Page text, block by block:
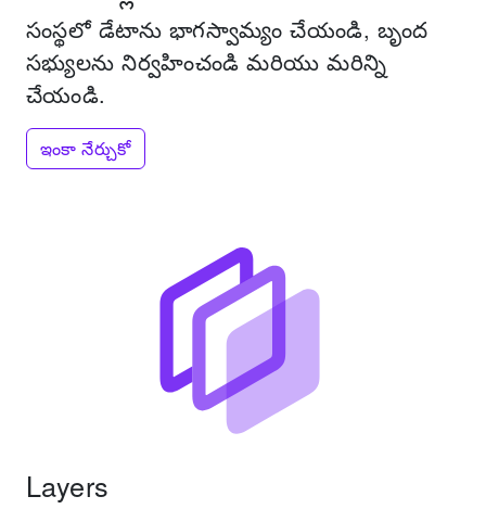
సంస్థలో డేటాను భాగస్వామ్యం చేయండి, బృంద
సభ్యులను నిర్వహించండి మరియు మరిన్ని
చేయండి.
ఇంకా నేర్చుకో
Layers